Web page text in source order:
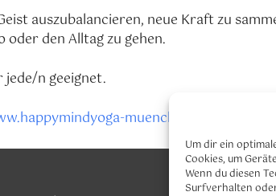
Um dir ein
Cookies, um
Wenn du diesen
Surfverhalten
auszubalancieren, neue Kraft zu
den Alltag zu gehen.
jede/n geeignet.
muenchen.de/